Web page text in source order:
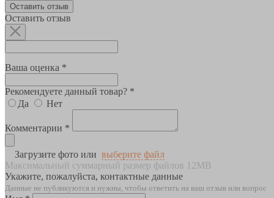
Оставить отзыв
Оставить отзыв
Ваша оценка *
Рекомендуете данный товар? *
Да
Нет
Комментарии *
Загрузите фото или выберите файл
Максимальный суммарный размер файлов 12MB
Укажите, пожалуйста, контактные данные
Данные не публикуются и нужны, чтобы ответить на ваш отзыв или вопрос